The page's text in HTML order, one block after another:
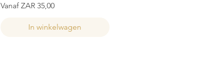
Vanaf ZAR 35,00
Verkoopprijs
In winkelwagen